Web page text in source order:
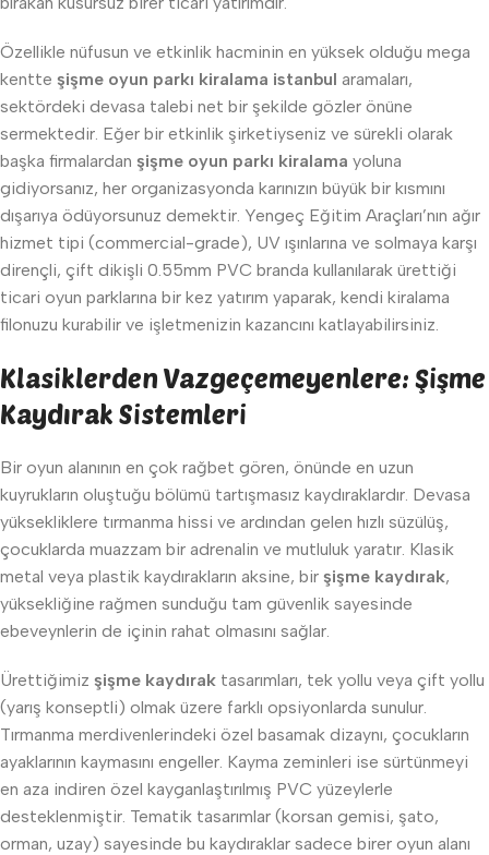
Özellikle nüfusun ve etkinlik hacminin en yüksek olduğu mega
kentte şişme oyun parkı kiralama istanbul aramaları,
sektördeki devasa talebi net bir şekilde gözler önüne
sermektedir. Eğer bir etkinlik şirketiyseniz ve sürekli olarak
başka firmalardan şişme oyun parkı kiralama yoluna
gidiyorsanız, her organizasyonda karınızın büyük bir kısmını
dışarıya ödüyorsunuz demektir. Yengeç Eğitim Araçları’nın ağır
hizmet tipi (commercial-grade), UV ışınlarına ve solmaya karşı
dirençli, çift dikişli 0.55mm PVC branda kullanılarak ürettiği
ticari oyun parklarına bir kez yatırım yaparak, kendi kiralama
filonuzu kurabilir ve işletmenizin kazancını katlayabilirsiniz.
Klasiklerden Vazgeçemeyenlere: Şişme
Kaydırak Sistemleri
Bir oyun alanının en çok rağbet gören, önünde en uzun
kuyrukların oluştuğu bölümü tartışmasız kaydıraklardır. Devasa
yüksekliklere tırmanma hissi ve ardından gelen hızlı süzülüş,
çocuklarda muazzam bir adrenalin ve mutluluk yaratır. Klasik
metal veya plastik kaydırakların aksine, bir şişme kaydırak,
yüksekliğine rağmen sunduğu tam güvenlik sayesinde
ebeveynlerin de içinin rahat olmasını sağlar.
Ürettiğimiz şişme kaydırak tasarımları, tek yollu veya çift yollu
(yarış konseptli) olmak üzere farklı opsiyonlarda sunulur.
Tırmanma merdivenlerindeki özel basamak dizaynı, çocukların
ayaklarının kaymasını engeller. Kayma zeminleri ise sürtünmeyi
en aza indiren özel kayganlaştırılmış PVC yüzeylerle
desteklenmiştir. Tematik tasarımlar (korsan gemisi, şato,
orman, uzay) sayesinde bu kaydıraklar sadece birer oyun alanı